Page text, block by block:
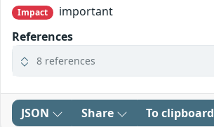
Impact
important
References
8 references
JSON Share To clipboard